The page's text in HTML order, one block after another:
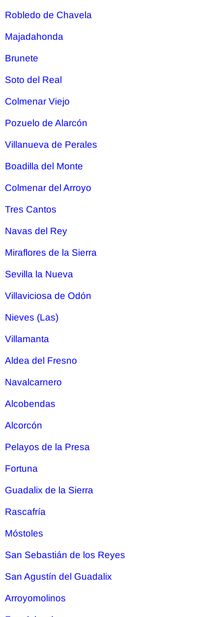
Robledo de Chavela
Majadahonda
Brunete
Soto del Real
Colmenar Viejo
Pozuelo de Alarcón
Villanueva de Perales
Boadilla del Monte
Colmenar del Arroyo
Tres Cantos
Navas del Rey
Miraflores de la Sierra
Sevilla la Nueva
Villaviciosa de Odón
Nieves (Las)
Villamanta
Aldea del Fresno
Navalcarnero
Alcobendas
Alcorcón
Pelayos de la Presa
Fortuna
Guadalix de la Sierra
Rascafría
Móstoles
San Sebastián de los Reyes
San Agustín del Guadalix
Arroyomolinos